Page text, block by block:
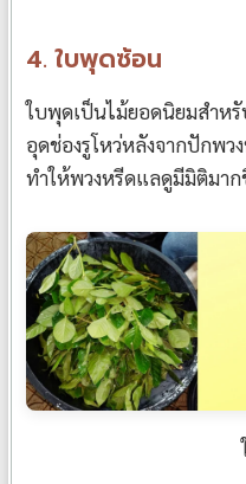
4. ใบพุดซ้อน
ใบพุดเป็นไม้ยอดนิยมสำห
อุดช่องรูโหว่หลังจากปักพว
ทำให้พวงหรีดแลดูมีมิติมา